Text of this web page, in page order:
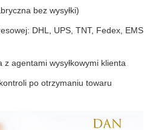
bez wysyłki)
DHL, UPS, TNT, Fedex, EMS
z agentami wysyłkowymi klienta
po otrzymaniu towaru